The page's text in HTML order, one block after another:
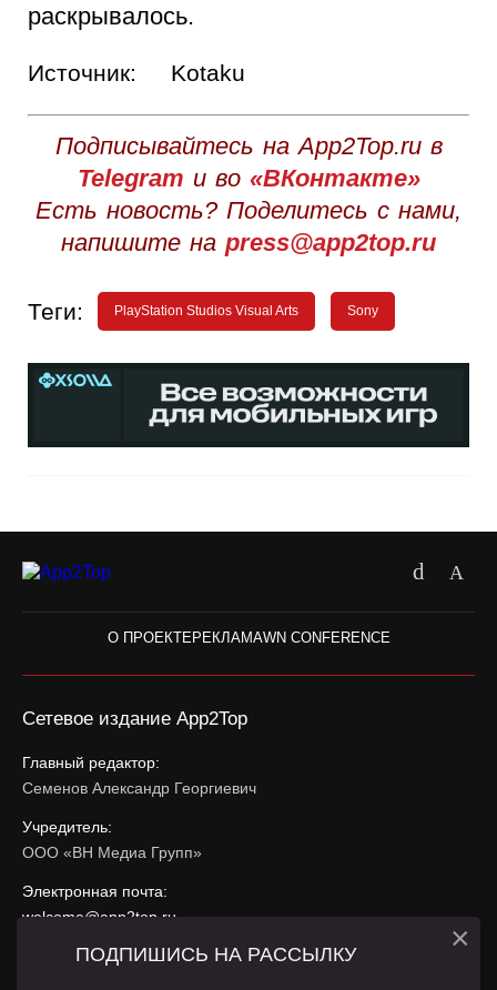
раскрывалось.
Источник: Kotaku
Подписывайтесь на App2Top.ru в
Telegram и во «ВКонтакте»
Есть новость? Поделитесь с нами,
напишите на press@app2top.ru
Теги: PlayStation Studios Visual Arts Sony
О ПРОЕКТЕРЕКЛАМАWN CONFERENCE
Сетевое издание App2Top
Главный редактор:
Семенов Александр Георгиевич
Учредитель:
ООО «ВН Медиа Групп»
Электронная почта:
welcome@app2top.ru
При использовании материалов активная ссылка на
ПОДПИШИСЬ НА РАССЫЛКУ ×